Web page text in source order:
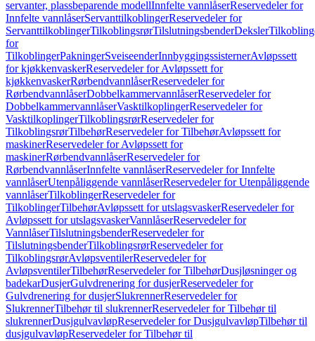
servanter, plassbeparende modellInnfelte vannlåserReservedeler for
Innfelte vannlåserServanttilkoblingerReservedeler for
ServanttilkoblingerTilkoblingsrørTilslutningsbenderDeksler
for
TilkoblingerPakningerSveiseenderInnbyggingssisternerAvløpssett
for kjøkkenvaskerReservedeler for Avløpssett for
kjøkkenvaskerRørbendvannlåserReservedeler for
RørbendvannlåserDobbelkammervannlåserReservedeler for
DobbelkammervannlåserVasktilkoplingerReservedeler for
VasktilkoplingerTilkoblingsrørReservedeler for
TilkoblingsrørTilbehørReservedeler for TilbehørAvløpssett for
maskinerReservedeler for Avløpssett for
maskinerRørbendvannlåserReservedeler for
RørbendvannlåserInnfelte vannlåserReservedeler for Innfelte
vannlåserUtenpåliggende vannlåserReservedeler for Utenpåliggende
vannlåserTilkoblingerReservedeler for
TilkoblingerTilbehørAvløpssett for utslagsvaskerReservedeler for
Avløpssett for utslagsvaskerVannlåserReservedeler for
VannlåserTilslutningsbenderReservedeler for
TilslutningsbenderTilkoblingsrørReservedeler for
TilkoblingsrørAvløpsventilerReservedeler for
AvløpsventilerTilbehørReservedeler for TilbehørDusjløsninger og
badekarDusjerGulvdrenering for dusjerReservedeler for
Gulvdrenering for dusjerSlukrennerReservedeler for
SlukrennerTilbehør til slukrennerReservedeler for Tilbehør til
slukrennerDusjgulvavløpReservedeler for DusjgulvavløpTilbehør til
dusjgulvavløpReservedeler for Tilbehør til